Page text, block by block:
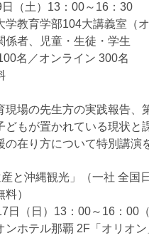
（土）13：00～16：30
教育学部104大講義室（オ
者、児童・生徒・学生
名／オンライン 300名
場の先生方の実践報告、
どもが置かれている現状
の在り方について特別講演
と沖縄観光」（一社 全国
）
（日）13：00～16：00（
ホテル那覇 2F「オリオン